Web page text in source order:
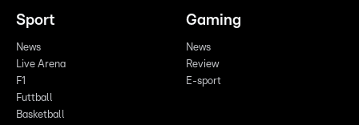
Sport
News
Live Arena
F1
Futtball
Basketball
Gaming
News
Review
E-sport